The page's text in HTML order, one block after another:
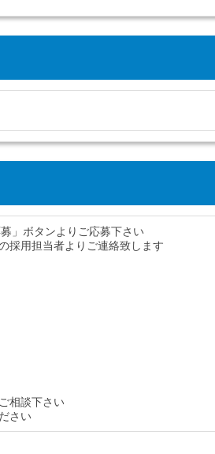
」ボタンよりご応募下さい
採用担当者よりご連絡致します
相談下さい
さい